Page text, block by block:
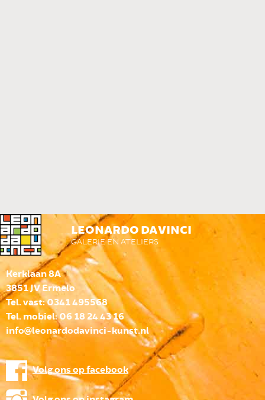
LEONARDO DA VINCI
GALERIE EN ATELIERS
Kerklaan 8A
3851 JV Ermelo
Tel. vast: 0341 495568
Tel. mobiel: 06 18 24 43 16
info@leonardodavinci-kunst.nl
Volg ons op facebook